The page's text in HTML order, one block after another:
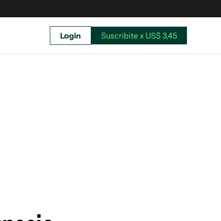
Login Suscribite x US$ 3,45